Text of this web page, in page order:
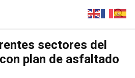
sectores del
plan de asfaltado